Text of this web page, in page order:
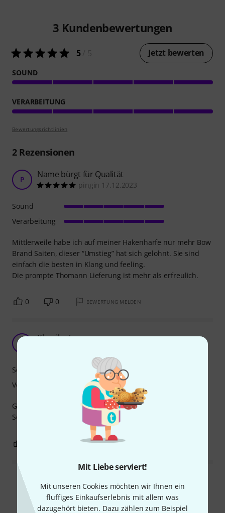
Mit Liebe serviert!
Mit unseren Cookies möchten wir Ihnen ein
fluffiges Einkaufserlebnis mit allem was
dazugehört bieten. Dazu zählen zum Beispiel
3 Kundenbewertungen
5/ 5 Jetzt bewerten
SOUND
VERARBEITUNG
Bewertungsrichtlinien
2Rezensionen
P Name bürgt für Qualität
pingin 17.12.2023
Mittlerweile habe ich auf meiner Hakenharfe nur mehr Bow
Brand Saiten, dieser “Umstieg” hat sich gelohnt. Sie sind
einfach die besten in Klang und feeling.
Die prompte Thomann Lieferung ist mehr als erfreulich.
Sound
Verarbeitung
0 0 BEWERTUNG MELDEN
Klassiker!
Gute, gleichbleibende Qualität.
Schneller Versand und fairer Preis bei Thomann. Danke!
Sound
Verarbeitung
BEWERTUNG MELDEN
Alle Bewertungen lesen